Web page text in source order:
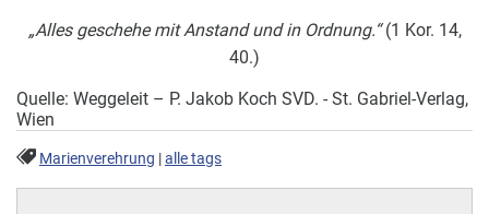
„Alles geschehe mit Anstand und in Ordnung.“(1 Kor. 14,
40.)
Quelle: Weggeleit – P. Jakob Koch SVD. - St. Gabriel-Verlag,
Wien
Marienverehrung |alle tags